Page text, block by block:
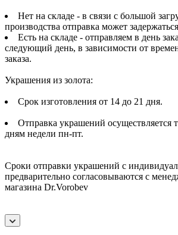
Нет на складе - в связи с большой
производства отправка может
Есть на складе - отправляем в день
следующий день, в зависимости от
заказа.
Украшения из золота:
Срок изготовления от 14 до 21 дня.
Отправка украшений осуществляется
дням недели пн-пт.
Сроки отправки украшений с
предварительно согласовываются с
магазина Dr.Vorobev